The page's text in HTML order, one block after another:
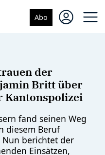
Abo
der
Britt über
Kantonspolizei
fand seinen Weg
diesem Beruf
Nun berichtet der
Einsätzen,